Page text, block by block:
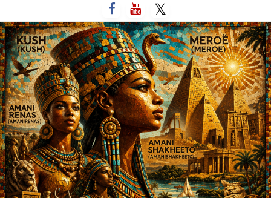
إلى
المحتوى